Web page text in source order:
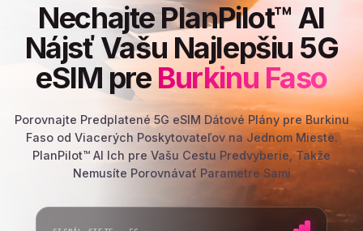
Nechajte PlanPilot™ AI
Nájsť Vašu Najlepšiu 5G
eSIM pre Burkinu Faso
Porovnajte Predplatené 5G eSIM Dátové Plány pre Burkinu
Faso od Viacerých Poskytovateľov na Jednom Mieste.
PlanPilot™ AI Ich pre Vašu Cestu Predvyberie, Takže
Nemusíte Porovnávať Parametre Sami